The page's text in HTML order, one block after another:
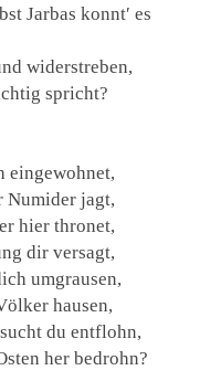
Jarbas konnt′ es
widerstreben,
spricht?
eingewohnet,
Numider jagt,
hier thronet,
dir versagt,
umgrausen,
hausen,
du entflohn,
her bedrohn?